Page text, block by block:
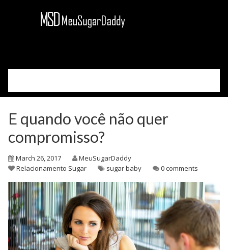
Acessar
Como Funciona
Sobre Nós
Blog
E quando você não quer
compromisso?
March 26, 2017
MeuSugarDaddy
Relacionamento Sugar
sugar baby 0 comments